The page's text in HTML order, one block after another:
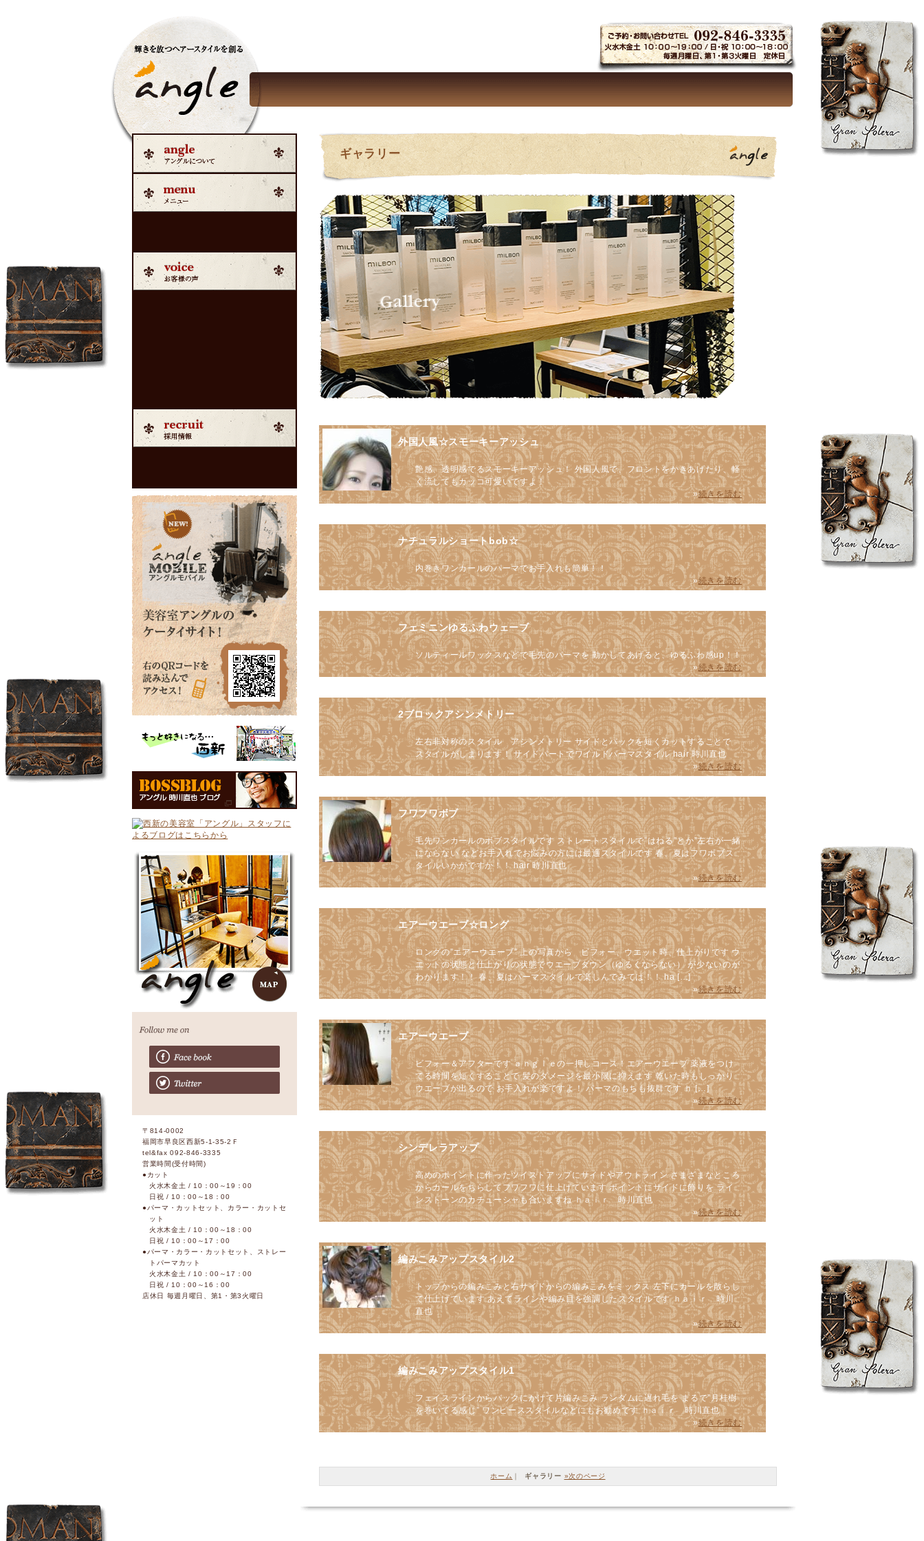
ギャラリー
外国人風☆スモーキーアッシュ
艶感、透明感でるスモーキーアッシュ！ 外国人風で、フロントをかきあげたり、軽
く流してもカッコ可愛いですよ！
»続きを読む
ナチュラルショートbob☆
内巻きワンカールのパーマでお手入れも簡単！！
»続きを読む
フェミニンゆるふわウェーブ
ソルティールワックスなどで毛先のパーマを 動かしてあげると、ゆるふわ感up！！
»続きを読む
2ブロックアシンメトリー
左右非対称のスタイル アシンメトリー サイドとバックを短くカットすることで
スタイルがしまります！ サイドパートでワイルドパーマスタイル hair 時川直也
»続きを読む
フワフワボブ
毛先ワンカールのボブスタイルです ストレートスタイルで”はねる”とか”左右が一緒
にならない などお手入れでお悩みの方には最適スタイルです 春、夏はフワボブス
タイルいかがですか！！ hair 時川直也
»続きを読む
エアーウエーブ☆ロング
ロングの”エアーウエーブ” 上の写真から ビフォー、ウエット時、仕上がりです ウ
エットの状態と仕上がりの状態でウエーブダウン（ゆるくならない） が少ないのが
わかります！！ 春、夏はパーマスタイルで楽しんでみては！！ ha […]
»続きを読む
エアーウエーブ
ビフォー＆アフターです ａｎｇｌｅの一押しコース！エアーウエーブ 薬液をつけ
てる時間を短くすることで 髪のダメージを最小限に抑えます 乾いた時もしっかり
ウエーブが出るので お手入れが楽ですよ！ パーマのもちも抜群です ｈ […]
»続きを読む
シンデレラアップ
高めのポイントに作ったツイストアップにサイドやアウトライン さまざまなところ
からカールをちらしてフワフワに仕上げています ポイントにサイドに飾りを ライ
ンストーンのカチューシャも合いますね ｈａｉｒ 時川直也
»続きを読む
編みこみアップスタイル2
トップからの編みこみと右サイドからの編みこみをミックス 左下にカールを散らし
て仕上げています あえてラインや編み目を強調したスタイルです ｈａｉｒ 時川
直也
»続きを読む
編みこみアップスタイル1
フェイスラインからバックにかけて片編みこみ ランダムに遅れ毛を まるで”月桂樹
を巻いてる感じ” ワンピーススタイルなどにもお勧めです ｈａｉｒ 時川直也
»続きを読む
ホーム ｜ ギャラリー »次のページ
〒814-0002
福岡市早良区西新5-1-35-2Ｆ
tel&fax 092-846-3335
営業時間(受付時間)
●カット
火水木金土 / 10：00～19：00
日祝 / 10：00～18：00
●パーマ・カットセット、カラー・カットセ
ット
火水木金土 / 10：00～18：00
日祝 / 10：00～17：00
●パーマ・カラー・カットセット、ストレー
トパーマカット
火水木金土 / 10：00～17：00
日祝 / 10：00～16：00
店休日 毎週月曜日、第1・第3火曜日